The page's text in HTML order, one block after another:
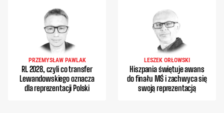
PRZEMYSŁAW PAWLAK
RL 2028, czyli co transfer
Lewandowskiego oznacza
dla reprezentacji Polski
LESZEK ORŁOWSKI
Hiszpania świętuje awans
do finału MŚ i zachwyca się
swoją reprezentacją